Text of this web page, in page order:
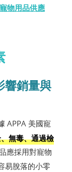
物用品供應
響銷量與
APPA 美國寵
無毒、通過檢
應採用對寵物
易脫落的小零